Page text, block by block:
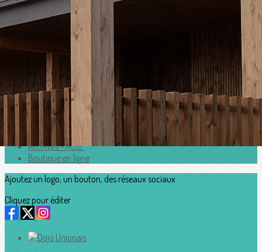
Exporter les lignes sélectionnées
Exporter toutes les colonnes
Exporter uniquement les colonnes affichées
>
Horaires
Adhesion2026_2027
Accès au Dojo
Contacts
Archives - Actu'
Boutique en ligne
Ajoutez un logo, un bouton, des réseaux sociaux
Cliquez pour éditer